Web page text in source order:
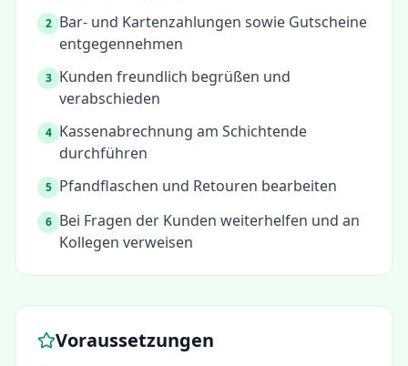
2 Bar- und Kartenzahlungen sowie Gutscheine
entgegennehmen
3 Kunden freundlich begrüßen und
verabschieden
4 Kassenabrechnung am Schichtende
durchführen
5 Pfandflaschen und Retouren bearbeiten
6 Bei Fragen der Kunden weiterhelfen und an
Kollegen verweisen
Voraussetzungen